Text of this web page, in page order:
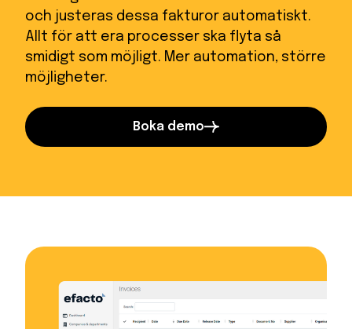
och justeras dessa fakturor automatiskt.
Allt för att era processer ska flyta så
smidigt som möjligt. Mer automation, större
möjligheter.
Boka demo